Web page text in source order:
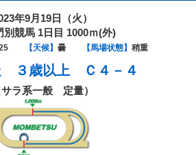
年9月19日（火）
別競馬 1日目 1000ｍ(外)
【天候】 曇 【馬場状態】 稍重
３歳以上 Ｃ４－４
サラ系一般 定量）